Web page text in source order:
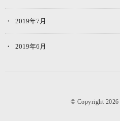
2019年7月
2019年6月
© Copyright 2026